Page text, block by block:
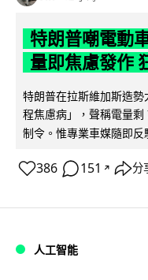
特朗普嘲電動
量即焦慮發作
特朗普在拉斯維加斯造
程焦慮病」，聲稱電量
制令。惟專業車媒隨即反
386 151 ↗ 分
人工智能